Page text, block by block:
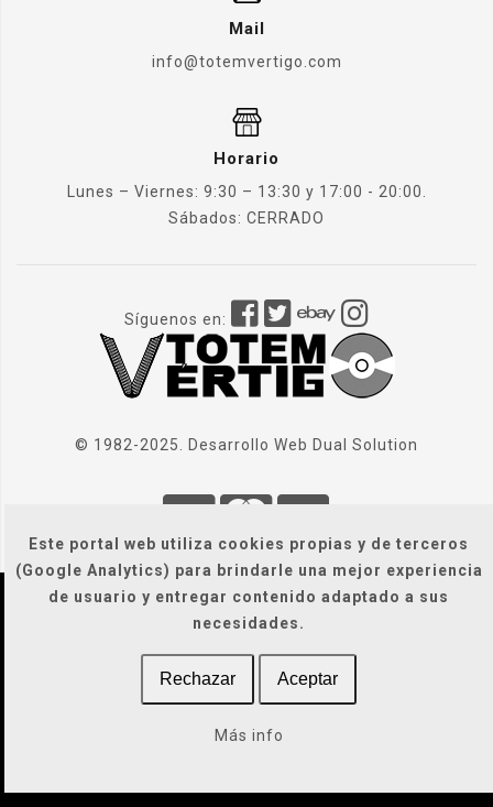
Este portal web utiliza cookies propias y de terceros
(Google Analytics) para brindarle una mejor experiencia
de usuario y entregar contenido adaptado a sus
necesidades.
Rechazar Aceptar
Más info
Mail
info@totemvertigo.com
Horario
Lunes – Viernes: 9:30 – 13:30 y 17:00 - 20:00.
Sábados: CERRADO
Síguenos en:
© 1982-2025. Desarrollo Web Dual Solution
| Condiciones Generales
Legal / Privacidad / Cookies / Accesibilidad